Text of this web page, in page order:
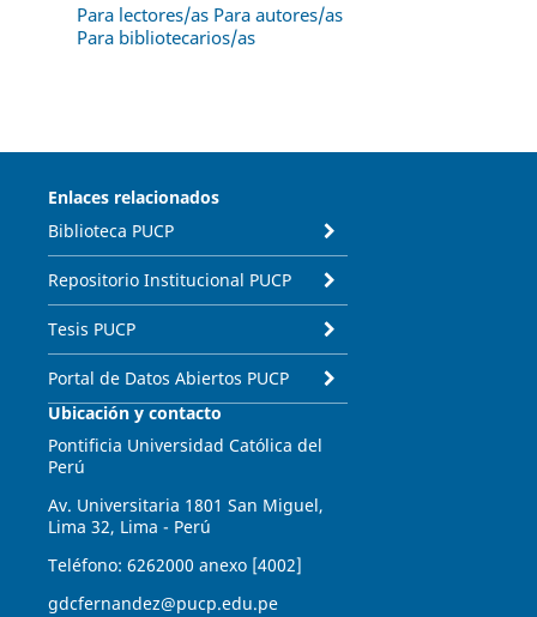
Para lectores/as Para autores/as
Para bibliotecarios/as
Enlaces relacionados
Biblioteca PUCP
Repositorio Institucional PUCP
Tesis PUCP
Portal de Datos Abiertos PUCP
Ubicación y contacto
Pontificia Universidad Católica del
Perú
Av. Universitaria 1801 San Miguel,
Lima 32, Lima - Perú
Teléfono: 6262000 anexo [4002]
gdcfernandez@pucp.edu.pe